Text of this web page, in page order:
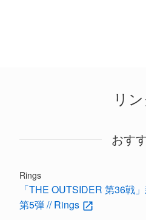
リ
おす
Rings
「THE OUTSIDER 第36戦
第5弾 // Rings